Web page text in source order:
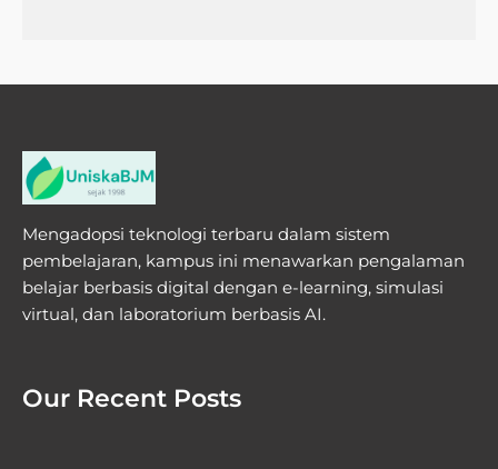
Mengadopsi teknologi terbaru dalam sistem
pembelajaran, kampus ini menawarkan pengalaman
belajar berbasis digital dengan e-learning, simulasi
virtual, dan laboratorium berbasis AI.
Our Recent Posts